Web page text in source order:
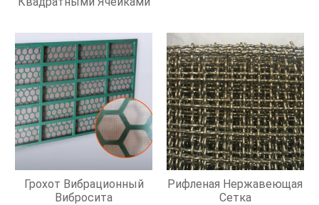
Грохот Вибрационный
Вибросита
Рифленая Нержавеющая
Сетка